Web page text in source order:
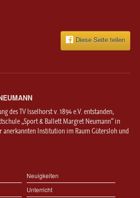
Diese Seite teilen
des TV Isselhorst v. 1894 e.V. entstanden,
„Sport & Ballett Margret Neumann“ in
anerkannten Institution im Raum Gütersloh und
Neuigkeiten
Unterricht